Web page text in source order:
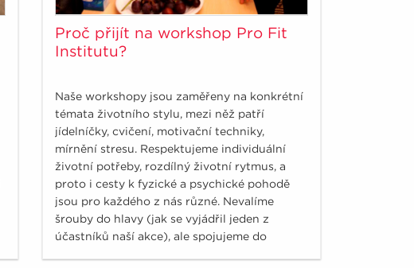
Proč přijít na workshop Pro Fit
Institutu?
Naše workshopy jsou zaměřeny na konkrétní
témata životního stylu, mezi něž patří
jídelníčky, cvičení, motivační techniky,
mírnění stresu. Respektujeme individuální
životní potřeby, rozdílný životní rytmus, a
proto i cesty k fyzické a psychické pohodě
jsou pro každého z nás různé. Nevalíme
šrouby do hlavy (jak se vyjádřil jeden z
účastníků naší akce), ale spojujeme do